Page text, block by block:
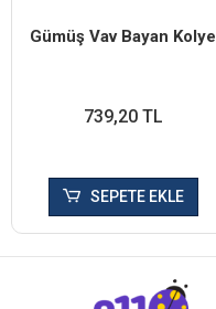
Gümüş Vav Bayan Kolye
739,20 TL
SEPETE EKLE